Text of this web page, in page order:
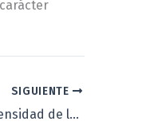
SIGUIENTE
Presentación editorial del libro de poesía «La densidad de los números», de Luis Ramos